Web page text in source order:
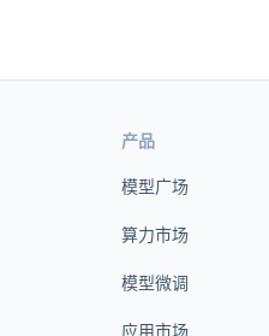
产品
模型广场
算力市场
模型微调
应用市场